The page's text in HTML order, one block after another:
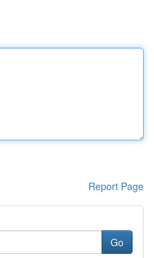
Report Page
Go